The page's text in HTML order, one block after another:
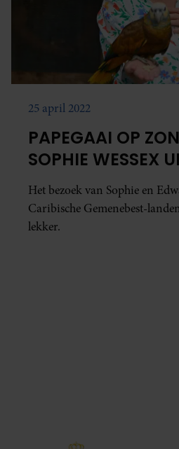
25 april 2022
PAPEGAAI OP
SOPHIE WESSEX
Het bezoek van Sophie en
Caribische Gemenebest-
lekker.